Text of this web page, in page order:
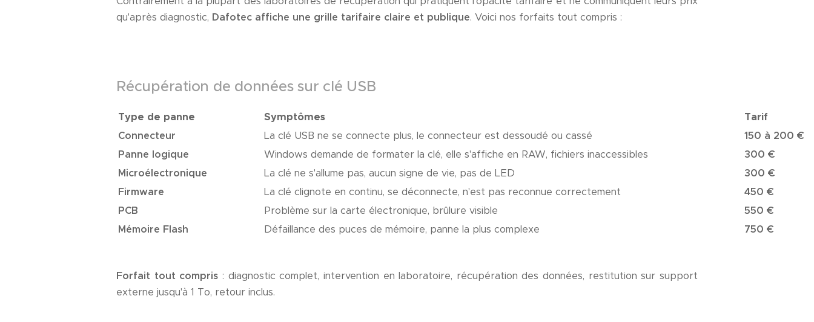
qu'après diagnostic, Dafotec affiche une grille tarifaire claire et publique. Voici nos forfaits tout compris :
Récupération de données sur clé USB
Type de panne Symptômes
Tarif
Connecteur
La clé USB ne se connecte plus, le connecteur est dessoudé ou cassé
150 à 200 €
Panne logique
Windows demande de formater la clé, elle s'affiche en RAW, fichiers inaccessibles
300 €
Microélectronique
La clé ne s'allume pas, aucun signe de vie, pas de LED
300 €
Firmware
La clé clignote en continu, se déconnecte, n'est pas reconnue correctement
450 €
PCB
Problème sur la carte électronique, brûlure visible
550 €
Mémoire Flash
Défaillance des puces de mémoire, panne la plus complexe 750 €
Forfait tout compris : diagnostic complet, intervention en laboratoire, récupération des données, restitution sur support
externe jusqu'à 1 To, retour inclus.